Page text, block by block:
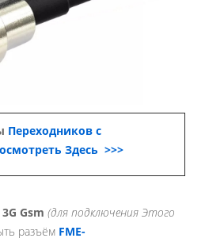
Переходников с
Здесь >>>
Gsm (для подключения Этого
разъём FME-